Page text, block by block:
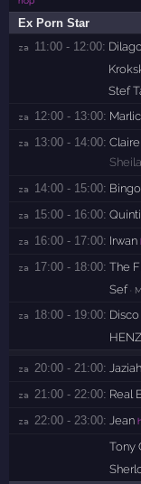
Ex Porn Star
za 11:00 - 12:00:
Stef
za 12:00 - 13:00:
za 13:00 - 14:00:
za 14:00 - 15:00:
za 15:00 - 16:00:
za 16:00 - 17:00: Irwan
za 17:00 - 18:00: The
Sef ·
za 18:00 - 19:00:
za 20:00 - 21:00: Jaziah
za 21:00 - 22:00: Real
za 22:00 - 23:00: Jean
Tony